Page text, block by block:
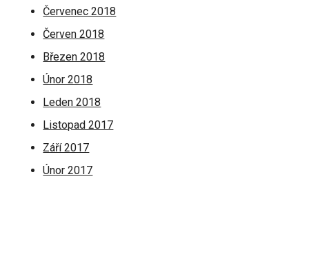
Červenec 2018
Červen 2018
Březen 2018
Únor 2018
Leden 2018
Listopad 2017
Září 2017
Únor 2017